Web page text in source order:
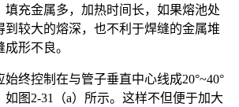
填充金属多，加热时间长，如果熔池处
到较大的熔深，也不利于焊缝的金属堆
形不良。
终控制在与管子垂直中心线成20°~40°
图2-31（a）所示。这样不但便于加大